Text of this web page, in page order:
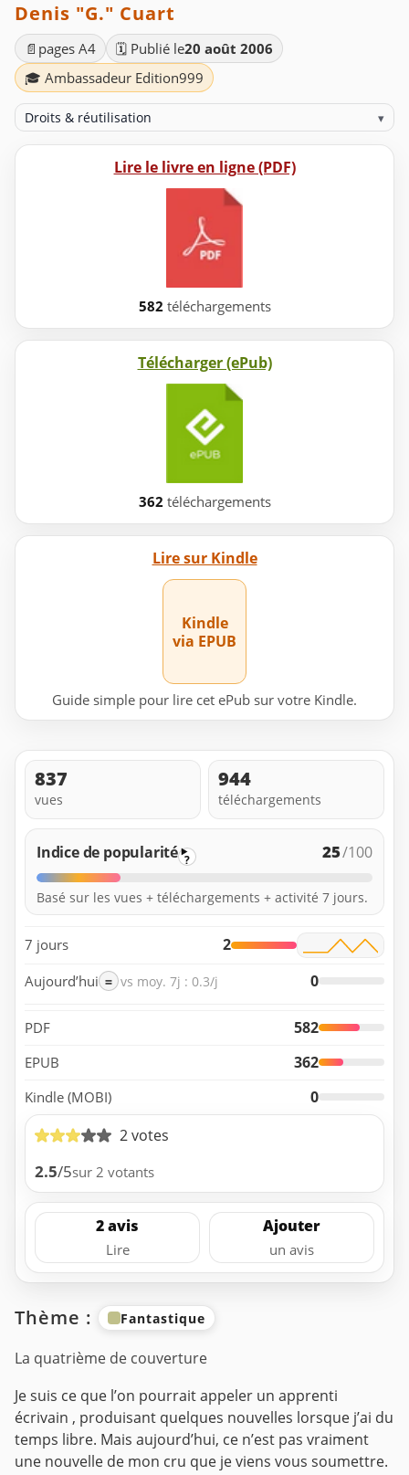
Denis "G." Cuart
📄 pages A4 🗓️ Publié le20 août 2006
🎓 Ambassadeur Edition999
Droits & réutilisation ▾
Lire le livre en ligne (PDF)
582 téléchargements
Télécharger (ePub)
362 téléchargements
Lire sur Kindle
Kindle
via EPUB
Guide simple pour lire cet ePub sur votre Kindle.
837
vues
944
téléchargements
Indice de popularité ? 25/100
Basé sur les vues + téléchargements + activité 7 jours.
7 jours 2
Aujourd’hui = vs moy. 7j : 0.3/j 0
PDF 582
EPUB 362
Kindle (MOBI)
0
2 votes
2.5/5sur 2 votants
2 avis
Lire
Ajouter
un avis
Thème : Fantastique
La quatrième de couverture
Je suis ce que l’on pourrait appeler un apprenti
écrivain , produisant quelques nouvelles lorsque j’ai du
temps libre. Mais aujourd’hui, ce n’est pas vraiment
une nouvelle de mon cru que je viens vous soumettre.